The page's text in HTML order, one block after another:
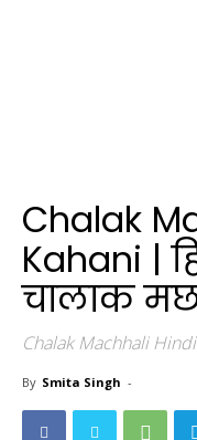
Chalak
Kahani |
चालाक
Chalak Machhali Hindi
By Smita Singh -